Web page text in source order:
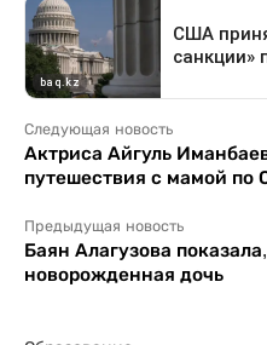
Следующая новость
Актриса Айгуль
путешествия с мамой по
Предыдущая новость
Баян Алагузова
новорожденная дочь